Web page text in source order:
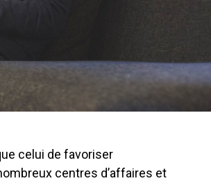
celui de favoriser
centres d’affaires et